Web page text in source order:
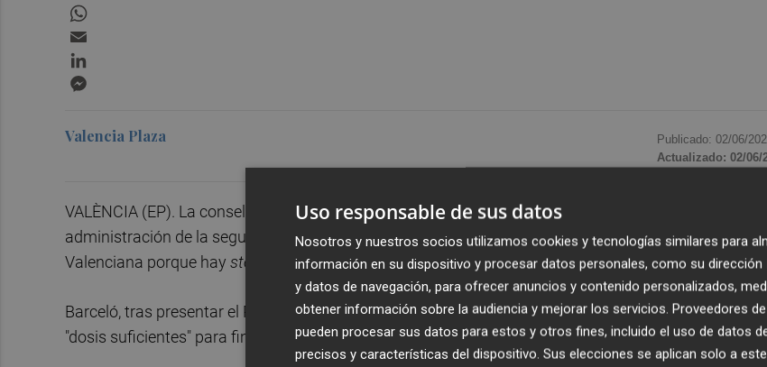
Valencia Plaza Publicado: 02/06/
Actualizado: 02/06/
VALÈNCIA (EP). La consellera de Sanidad,Ana Barcelóha garantizado este miércoles que la
administración de la segunda dosis con el suero de AstraZeneca está "asegurada" en la Comunitat
Valenciana porque hay stock suficiente. "No habrá ningún problema", ha recalcado.
Barceló, tras presentar el Plan de Infraestructuras Sanitarias 2021-2023, ha señalado al respecto
"dosis suficientes" para finalizar la pauta con los viales de AstraZeneca.
Uso responsable de sus datos
Nosotros y nuestros socios utilizamos cookies y tecnologías similares para
información en su dispositivo y procesar datos personales, como su dirección
y datos de navegación, para ofrecer anuncios y contenido personalizados,
obtener información sobre la audiencia y mejorar los servicios. Proveedores
pueden procesar sus datos para estos y otros fines, incluido el uso de datos
precisos y características del dispositivo. Sus elecciones se aplican solo a